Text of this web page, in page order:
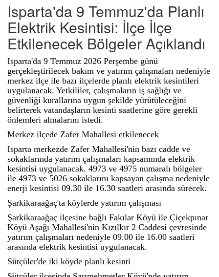
Isparta'da 9 Temmuz'da Planlı
Elektrik Kesintisi: İlçe İlçe
Etkilenecek Bölgeler Açıklandı
Isparta'da 9 Temmuz 2026 Perşembe günü
gerçekleştirilecek bakım ve yatırım çalışmaları nedeniyle
merkez ilçe ile bazı ilçelerde planlı elektrik kesintileri
uygulanacak. Yetkililer, çalışmaların iş sağlığı ve
güvenliği kurallarına uygun şekilde yürütüleceğini
belirterek vatandaşların kesinti saatlerine göre gerekli
önlemleri almalarını istedi.
Merkez ilçede Zafer Mahallesi etkilenecek
Isparta merkezde Zafer Mahallesi'nin bazı cadde ve
sokaklarında yatırım çalışmaları kapsamında elektrik
kesintisi uygulanacak. 4973 ve 4975 numaralı bölgeler
ile 4973 ve 5026 sokaklarını kapsayan çalışma nedeniyle
enerji kesintisi 09.30 ile 16.30 saatleri arasında sürecek.
Şarkikaraağaç'ta köylerde yatırım çalışması
Şarkikaraağaç ilçesine bağlı Fakılar Köyü ile Çiçekpınar
Köyü Aşağı Mahallesi'nin Kızılkır 2 Caddesi çevresinde
yatırım çalışmaları nedeniyle 09.00 ile 16.00 saatleri
arasında elektrik kesintisi uygulanacak.
Sütçüler'de iki köyde planlı kesinti